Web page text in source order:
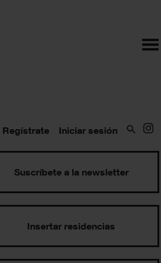
Regístrate Iniciar sesión
Suscríbete a la newsletter
Insertar residencias